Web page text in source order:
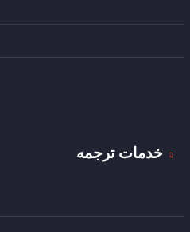
خدمات ترجمه